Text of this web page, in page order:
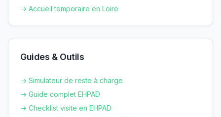
→ Accueil temporaire en Loire
Guides & Outils
→ Simulateur de reste à charge
→ Guide complet EHPAD
→ Checklist visite en EHPAD